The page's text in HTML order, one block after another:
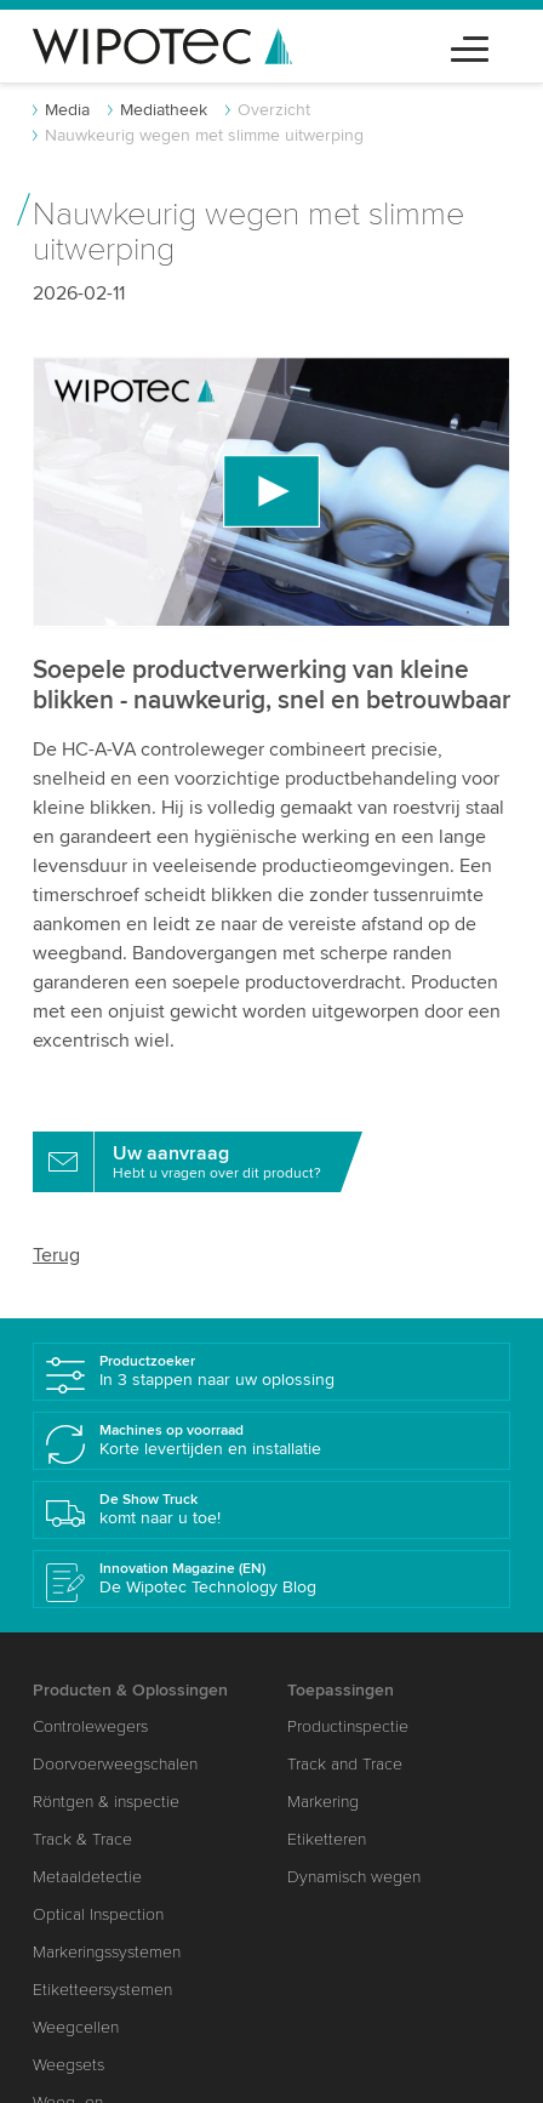
Media Mediatheek
Overzicht
Nauwkeurig wegen met slimme uitwerping
Nauwkeurig wegen met slimme
uitwerping
2026-02-11
We hebben uw toestemming nodig om de
YouTube-videodienst te laden!
We gebruiken een service van derden om
videocontent in te sluiten die gegevens over uw
activiteit kan verzamelen. Gelieve de details te
bekijken en de service te accepteren om deze
video te bekijken.
Soepele productverwerking van kleine
blikken - nauwkeurig, snel en betrouwbaar
De HC-A-VA controleweger combineert precisie,
snelheid en een voorzichtige productbehandeling voor
kleine blikken. Hij is volledig gemaakt van roestvrij staal
en garandeert een hygiënische werking en een lange
levensduur in veeleisende productieomgevingen. Een
timerschroef scheidt blikken die zonder tussenruimte
aankomen en leidt ze naar de vereiste afstand op de
weegband. Bandovergangen met scherpe randen
garanderen een soepele productoverdracht. Producten
met een onjuist gewicht worden uitgeworpen door een
excentrisch wiel.
Uw aanvraag
Hebt u vragen over dit product?
Terug
Productzoeker
In 3 stappen naar uw oplossing
Machines op voorraad
Korte levertijden en installatie
De Show Truck
komt naar u toe!
Innovation Magazine (EN)
De Wipotec Technology Blog
Producten & Oplossingen
Controlewegers
Doorvoerweegschalen
Röntgen & inspectie
Track & Trace
Metaaldetectie
Optical Inspection
Markeringssystemen
Etiketteersystemen
Weegcellen
Weegsets
Toepassingen
Productinspectie
Track and Trace
Markering
Etiketteren
Dynamisch wegen